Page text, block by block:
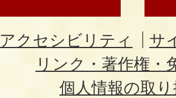
アクセシビリティ
サ
リンク・著作権・
個人情報の取